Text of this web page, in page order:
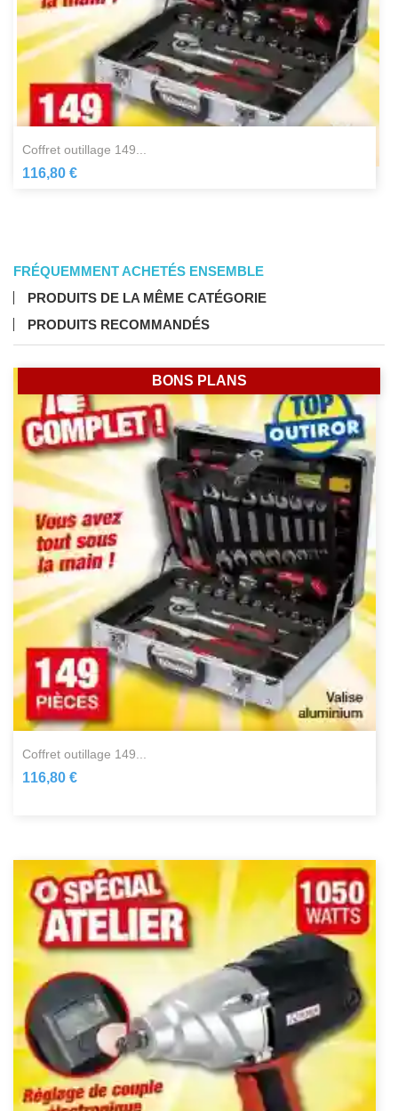
coffret outillage 149...
116,80 €
FRÉQUEMMENT ACHETÉS ENSEMBLE
PRODUITS DE LA MÊME CATÉGORIE
PRODUITS RECOMMANDÉS
coffret outillage 149...
116,80 €
BONS PLANS